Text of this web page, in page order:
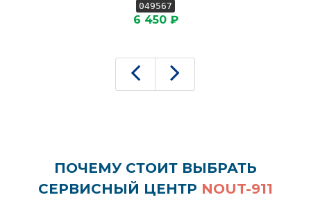
049567
6 450 ₽
ПОЧЕМУ СТОИТ ВЫБРАТЬ
СЕРВИСНЫЙ ЦЕНТР NOUT-911